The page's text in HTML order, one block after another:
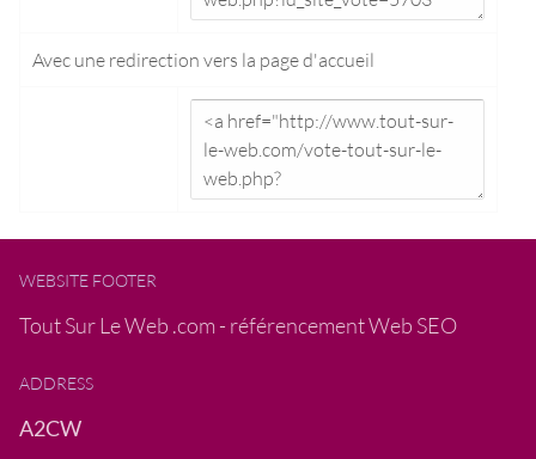
Avec une redirection vers la page d'accueil
WEBSITE FOOTER
Tout Sur Le Web .com - référencement Web SEO
ADDRESS
A2CW